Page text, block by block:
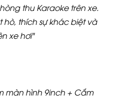
thu Karaoke trên xe.
thích sự khác biệt và
xe hơi"
màn hình 9inch + Cắm